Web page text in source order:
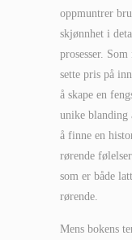
oppmuntrer
skjønnhet i
prosesser.
sette pris på
å skape en
unike blanding
å finne en
rørende
som er både
rørende.
Mens bokens